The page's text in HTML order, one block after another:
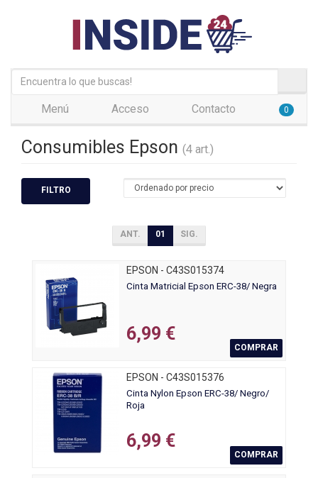
Menú Acceso Contacto 0
Consumibles Epson (4 art.)
FILTRO
ANT. 01 SIG.
EPSON - C43S015374
Cinta Matricial Epson ERC-38/ Negra
6,99 €
COMPRAR
EPSON - C43S015376
Cinta Nylon Epson ERC-38/ Negro/
Roja
6,99 €
COMPRAR